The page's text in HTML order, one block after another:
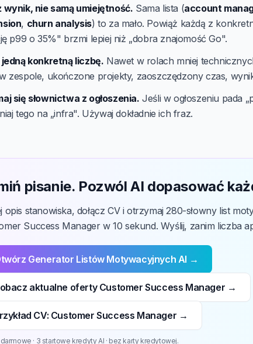
wynik, nie samą umiejętność. Sama lista (account
, churn analysis) to za mało. Powiąż każdą z
p99 o 35%" brzmi lepiej niż „dobra znajomość Go".
jedną konkretną liczbę. Nawet w rolach mniej
zespole, ukończone projekty, zaoszczędzony czas,
się słownictwa z ogłoszenia. Jeśli w ogłoszeniu pada
tego na „infra". Używaj dokładnie ich fraz.
pisanie. Pozwól AI dopasować
opis stanowiska, dołącz CV i otrzymaj 280-słowny list
Success Manager w 10 sekund. Wyślij, zanim liczba
Generator Listów Motywacyjnych AI →
aktualne oferty Customer Success Manager →
CV: Customer Success Manager →
· 3 startowe kredyty AI · bez karty kredytowej.